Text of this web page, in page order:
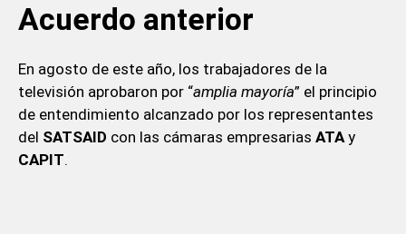
Acuerdo anterior
En agosto de este año, los trabajadores de la
televisión aprobaron por “amplia mayoría” el principio
de entendimiento alcanzado por los representantes
del SATSAID con las cámaras empresarias ATAy
CAPIT.